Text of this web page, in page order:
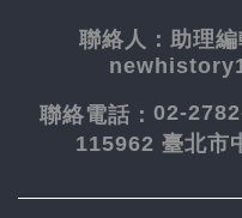
聯絡人： 助理
聯絡電話： 02-
115962 臺北市